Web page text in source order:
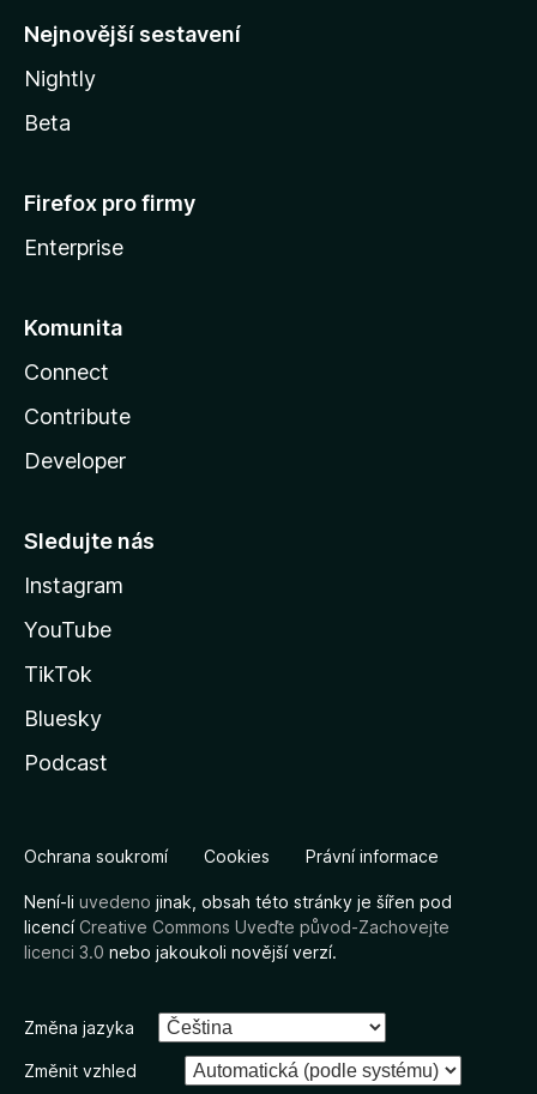
y
Nejnovější sestavení
Nightly
Beta
Firefox pro firmy
Enterprise
Komunita
Connect
Contribute
Developer
Sledujte nás
Instagram
YouTube
TikTok
Bluesky
Podcast
Ochrana soukromí Cookies Právní informace
Není-li uvedeno jinak, obsah této stránky je šířen pod
licencíCreative Commons Uveďte původ-Zachovejte
licenci 3.0 nebo jakoukoli novější verzí.
Změna jazyka
Změnit vzhled